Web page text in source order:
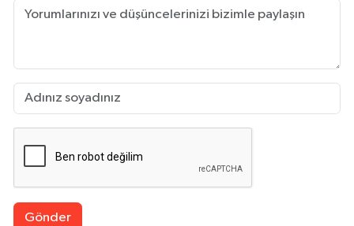
Gönder